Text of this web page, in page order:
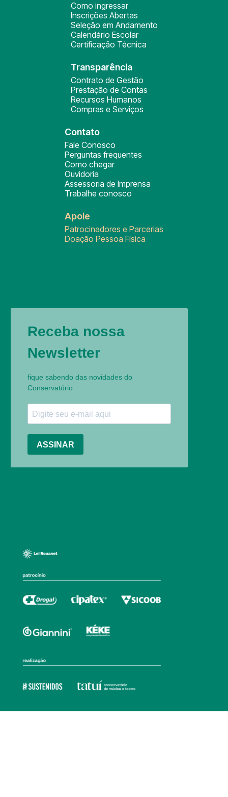
Como ingressar
Inscrições Abertas
Seleção em Andamento
Calendário Escolar
Certificação Técnica
Transparência
Contrato de Gestão
Prestação de Contas
Recursos Humanos
Compras e Serviços
Contato
Fale Conosco
Perguntas frequentes
Como chegar
Ouvidoria
Assessoria de Imprensa
Trabalhe conosco
Apoie
Patrocinadores e Parcerias
Doação Pessoa Física